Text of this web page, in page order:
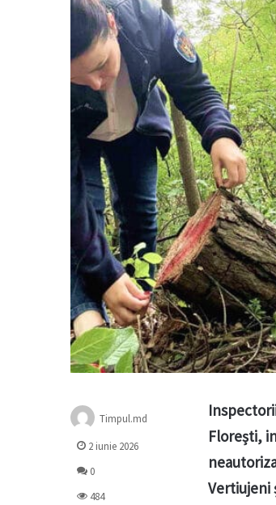
Florești,
Vertiujeni
Timpul.md
2 iunie 2026
0
484